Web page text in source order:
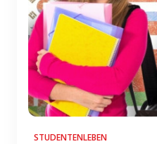
STUDENTENLEBEN